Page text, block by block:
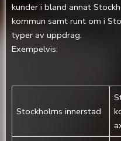
kunder i bland annat
kommun samt runt om i
typer av uppdrag.
Exempelvis:
Stockholms innerstad